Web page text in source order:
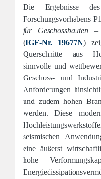
Die Ergebnisse
Forschungsvorhabens
für Geschossbauten
(IGF-Nr. 19677N)
Querschnitte aus
sinnvolle und
Geschoss- und
Anforderungen
und zudem hohen
werden. Diese
seismischen
eine äußerst
hohe